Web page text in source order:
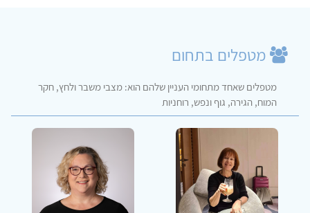
מטפלים בתחום
מטפלים שאחד מתחומי העניין שלהם הוא: מצבי משבר ולחץ, חקר
המוח, הגירה, גוף ונפש, רוחניות